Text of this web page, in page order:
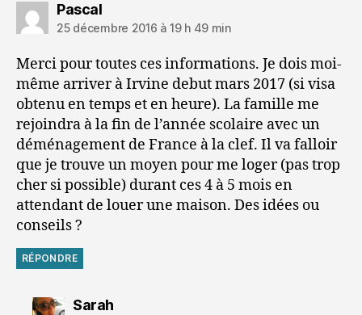
Pascaldit :
25 décembre 2016 à 19 h 49 min
Merci pour toutes ces informations. Je dois moi-
même arriver à Irvine debut mars 2017 (si visa
obtenu en temps et en heure). La famille me
rejoindra à la fin de l’année scolaire avec un
déménagement de France à la clef. Il va falloir
que je trouve un moyen pour me loger (pas trop
cher si possible) durant ces 4 à 5 mois en
attendant de louer une maison. Des idées ou
conseils ?
RÉPONDRE
Sarahdit :